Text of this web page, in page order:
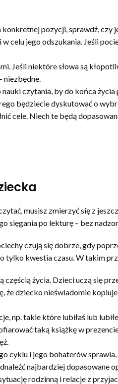
pozycji, sprawdź,
jego odszukania. Jeśli
Jeśli niektóre słowa są
niezbędne.
czytania, by do końca
będziecie dyskutować o
cele. Niech te będą
musisz zmierzyć się z
sięgania po lekturę – bez
czują się dobrze, gdy
tylko kwestia czasu. W takim
życia. Dzieci uczą się
dziecko nieświadomie
np. takie które lubiłaś lub
taką książkę w
cyklu i jego bohaterów
najbardziej dopasowane
rodzinną i relacje z